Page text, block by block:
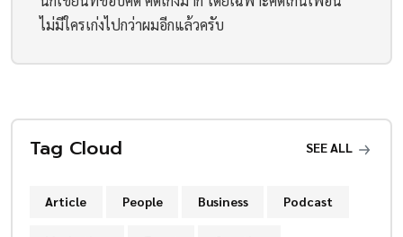
ไม่มีใครเก่งไปกว่าผมอีกแล้วครับ
Tag Cloud SEE ALL
Article People Business Podcast